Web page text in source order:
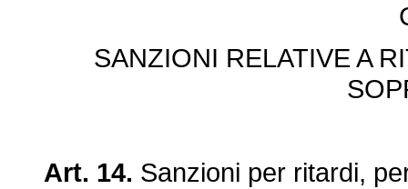
SANZIONI RELATIVE A
Art. 14. Sanzioni per ritardi,